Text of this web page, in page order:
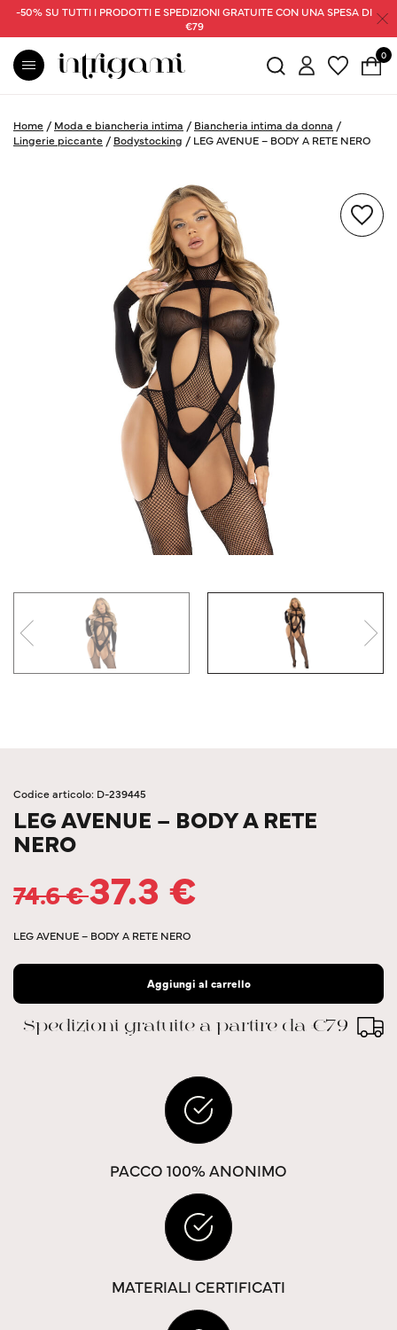
-50% SU TUTTI I PRODOTTI E SPEDIZIONI GRATUITE CON UNA SPESA DI
€79
0
Home / Moda e biancheria intima / Biancheria intima da donna /
Lingerie piccante / Bodystocking / LEG AVENUE – BODY A RETE NERO
Codice articolo: D-239445
LEG AVENUE – BODY A RETE
NERO
74.6€37.3 €
LEG AVENUE – BODY A RETE NERO
Aggiungi al carrello
Spedizioni gratuite a partire da €79
PACCO 100% ANONIMO
MATERIALI CERTIFICATI